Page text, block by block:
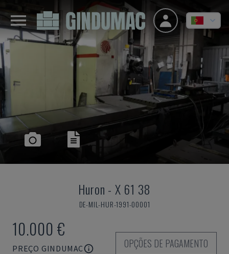
Huron - X 61 38
DE-MIL-HUR-1991-00001
10.000 €
PREÇO GINDUMAC
OPÇÕES DE PAGAMENTO